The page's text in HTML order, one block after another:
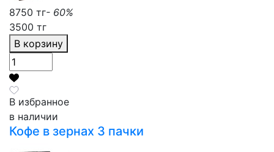
8750 тг- 60%
3500 тг
В корзину
В избранное
в наличии
Кофе в зернах 3 пачки